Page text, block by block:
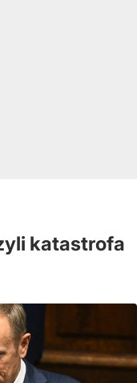
katastrofa